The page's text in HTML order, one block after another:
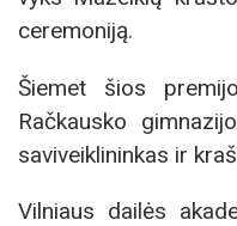
ceremoniją.
Šiemet šios
Račkausko
saviveiklininkas ir
Vilniaus dailės